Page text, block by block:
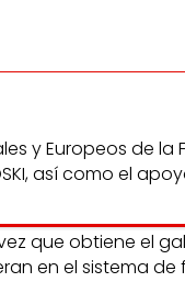
y Europeos de
así como el
que obtiene el
en el sistema de